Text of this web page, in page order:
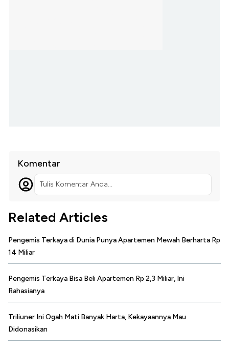
Komentar
Tulis Komentar Anda...
Related Articles
Pengemis Terkaya di Dunia Punya Apartemen Mewah Berharta Rp
14 Miliar
Pengemis Terkaya Bisa Beli Apartemen Rp 2,3 Miliar, Ini
Rahasianya
Triliuner Ini Ogah Mati Banyak Harta, Kekayaannya Mau
Didonasikan